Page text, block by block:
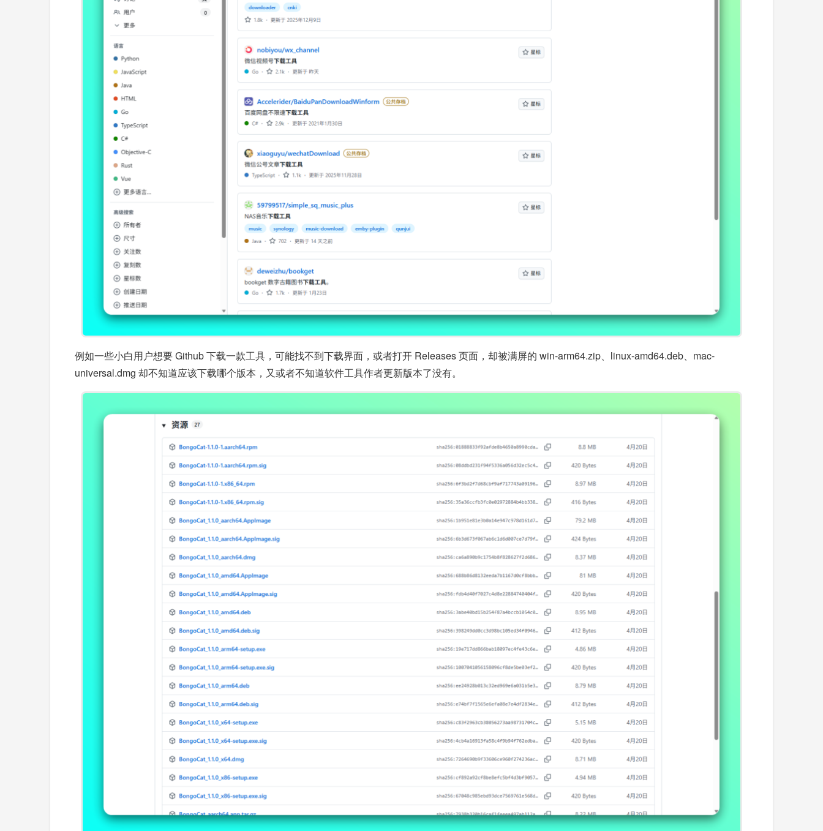
例如一些小白用户想要 Github 下载一款工具，可能找不到下载界面，或者打开 Releases 页面，却被满屏的 win-arm64.zip、linux-amd64.deb、mac-
universal.dmg 却不知道应该下载哪个版本，又或者不知道软件工具作者更新版本了没有。